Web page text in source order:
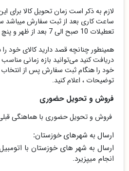
ساعت کاری بعد از ثبت سفارش میباشد
تعطیلات 10 صبح الی 7 بعد از ظهر و پنچ شنبه ها تا 1 ظهر میباشد.
همینطور چنانچه قصد دارید کالای خود را
دریافت کنید می‌‏‌توانید بازه زمانی
خود را هنگام ثبت سفارش پس از
توضیحات ، اعلام کنید.
فروش و تحویل حضوری
فروش و تحویل حضوری با هماهنگی قبلی
ارسال به شهرهای خوزستان:
ارسال به شهر های خوزستان با
انجام میپزیرد.